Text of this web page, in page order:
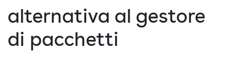
alternativa al gestore
di pacchetti